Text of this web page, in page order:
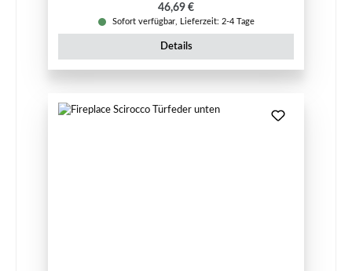
Regulärer Preis:
46,69 €
Sofort verfügbar, Lieferzeit: 2-4 Tage
Details